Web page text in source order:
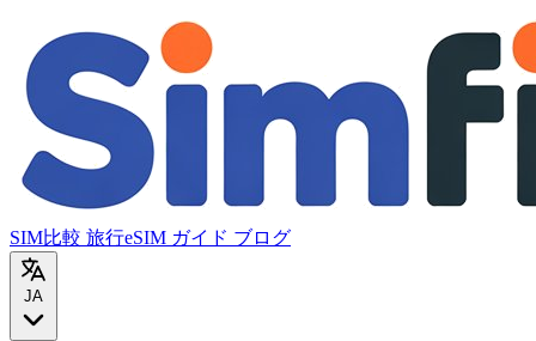
SIM比較 旅行eSIM ガイド ブログ
JA